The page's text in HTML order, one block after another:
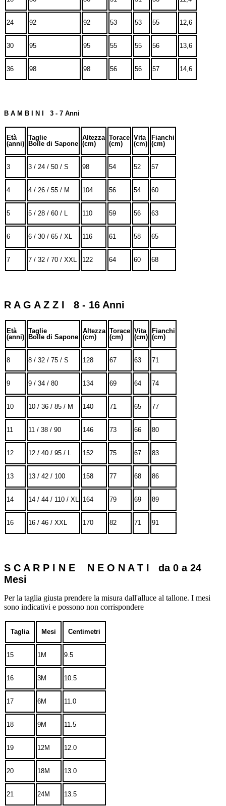
24 92 92 53 53 55 12,6
30 95 95 55 55 56 13,6
36 98 98 56 56 57 14,6
B A M B I N I 3 - 7 Anni
Età
(anni)
Taglie
Bolle di Sapone
Altezza
(cm)
Torace
(cm)
Vita
(cm)
Fianchi
(cm)
3 3 / 24 / 50 / S 98 54 52 57
4 4 / 26 / 55 / M 104 56 54 60
5 5 / 28 / 60 / L 110 59 56 63
6 6 / 30 / 65 / XL 116 61 58 65
7 7 / 32 / 70 / XXL 122 64 60 68
R A G A Z Z I 8 - 16 Anni
Età
(anni)
Taglie
Bolle di Sapone
Altezza
(cm)
Torace
(cm)
Vita
(cm)
Fianchi
(cm)
8 8 / 32 / 75 / S 128 67 63 71
9 9 / 34 / 80 134 69 64 74
10 10 / 36 / 85 / M 140 71 65 77
11 11 / 38 / 90 146 73 66 80
12 12 / 40 / 95 / L 152 75 67 83
13 13 / 42 / 100 158 77 68 86
14 14 / 44 / 110 / XL 164 79 69 89
16 16 / 46 / XXL 170 82 71 91
S C A R P I N E N E O N A T I da 0 a 24
Mesi
Per la taglia giusta prendere la misura dall'alluce al tallone. I mesi
sono indicativi e possono non corrispondere
Taglia Mesi Centimetri
15 1M 9.5
16 3M 10.5
17 6M 11.0
18 9M 11.5
19 12M 12.0
20 18M 13.0
21 24M 13.5